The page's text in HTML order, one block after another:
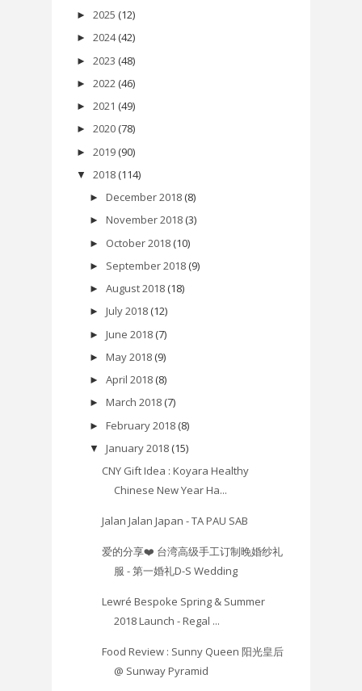
► 2025 (12)
► 2024 (42)
► 2023 (48)
► 2022 (46)
► 2021 (49)
► 2020 (78)
► 2019 (90)
▼ 2018 (114)
► December 2018 (8)
► November 2018 (3)
► October 2018 (10)
► September 2018 (9)
► August 2018 (18)
► July 2018 (12)
► June 2018 (7)
► May 2018 (9)
► April 2018 (8)
► March 2018 (7)
► February 2018 (8)
▼ January 2018 (15)
CNY Gift Idea : Koyara Healthy
Chinese New Year Ha...
Jalan Jalan Japan - TA PAU SAB
爱的分享❤️ 台湾高级手工订制晚婚纱礼
服 - 第一婚礼D-S Wedding
Lewré Bespoke Spring & Summer
2018 Launch - Regal ...
Food Review : Sunny Queen 阳光皇后
@ Sunway Pyramid